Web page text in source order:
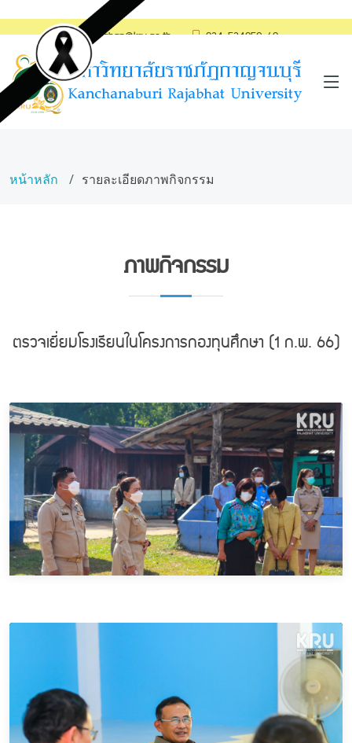
saraban@kru.ac.th 034-534059-60
หน้าหลัก รายละเอียดภาพกิจกรรม
ภาพกิจกรรม
ตรวจเยี่ยมโรงเรียนในโครงการกองทุนศึกษา (1 ก.พ. 66)